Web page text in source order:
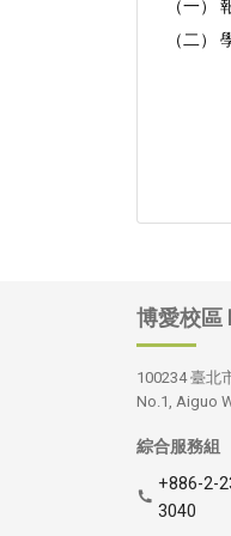
（一）
（二）
博愛校區
100234 臺北
No.1, Aiguo
綜合服務組
+886-2-
3040